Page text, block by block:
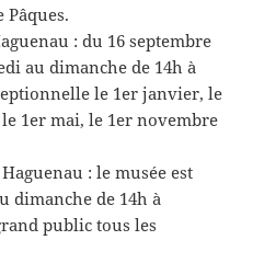
Pâques.
: du 16 septembre
au dimanche de 14h à
le 1er janvier, le
1er mai, le 1er novembre
: le musée est
dimanche de 14h à
public tous les